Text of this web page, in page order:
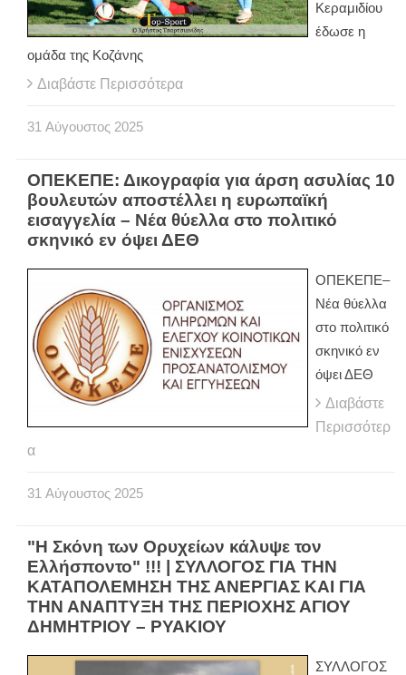
Κεραμιδίου
έδωσε η
ομάδα της Κοζάνης
Διαβάστε Περισσότερα
31 Αύγουστος 2025
ΟΠΕΚΕΠΕ: Δικογραφία για άρση ασυλίας 10
βουλευτών αποστέλλει η ευρωπαϊκή
εισαγγελία – Νέα θύελλα στο πολιτικό
σκηνικό εν όψει ΔΕΘ
ΟΠΕΚΕΠΕ–
Νέα θύελλα
στο πολιτικό
σκηνικό εν
όψει ΔΕΘ
Διαβάστε
Περισσότερ
α
31 Αύγουστος 2025
"Η Σκόνη των Ορυχείων κάλυψε τον
Ελλήσποντο" !!! | ΣΥΛΛΟΓΟΣ ΓΙΑ ΤΗΝ
ΚΑΤΑΠΟΛΕΜΗΣΗ ΤΗΣ ΑΝΕΡΓΙΑΣ ΚΑΙ ΓΙΑ
ΤΗΝ ΑΝΑΠΤΥΞΗ ΤΗΣ ΠΕΡΙΟΧΗΣ ΑΓΙΟΥ
ΔΗΜΗΤΡΙΟΥ – ΡΥΑΚΙΟΥ
ΣΥΛΛΟΓΟΣ